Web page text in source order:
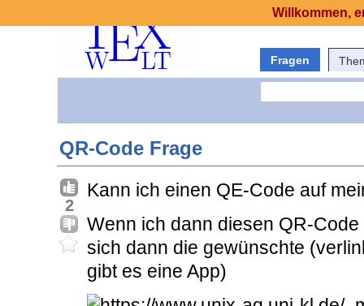
Fragen
QR-Code Frage
2
Kann ich einen QE-Code auf
Wenn ich dann diesen QR-
sich dann die gewünschte
gibt es eine App)
Willkommen,